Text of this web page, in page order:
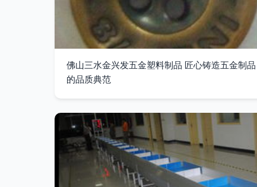
佛山三水金兴发五金塑料制品 匠心铸造五金制品
的品质典范